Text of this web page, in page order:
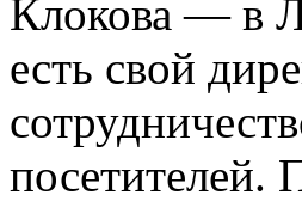
Клокова — в
есть свой
посетителей.